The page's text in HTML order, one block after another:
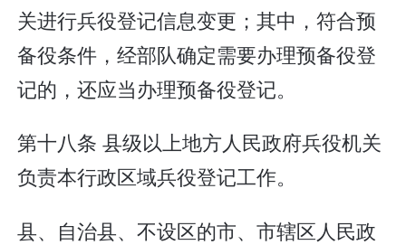
关进行兵役登记信息变更；其中，符合预
备役条件，经部队确定需要办理预备役登
记的，还应当办理预备役登记。
第十八条 县级以上地方人民政府兵役机关
负责本行政区域兵役登记工作。
县、自治县、不设区的市、市辖区人民政